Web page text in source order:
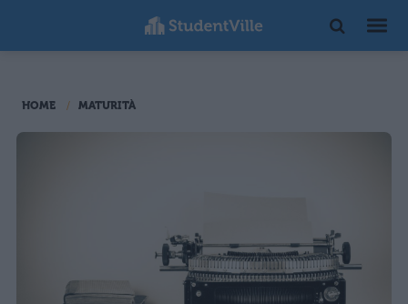
HOME MATURITÀ